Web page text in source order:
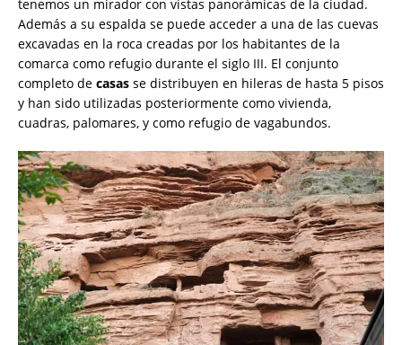
tenemos un mirador con vistas panorámicas de la ciudad.
Además a su espalda se puede acceder a una de las cuevas
excavadas en la roca creadas por los habitantes de la
comarca como refugio durante el siglo III. El conjunto
completo de casas se distribuyen en hileras de hasta 5 pisos
y han sido utilizadas posteriormente como vivienda,
cuadras, palomares, y como refugio de vagabundos.